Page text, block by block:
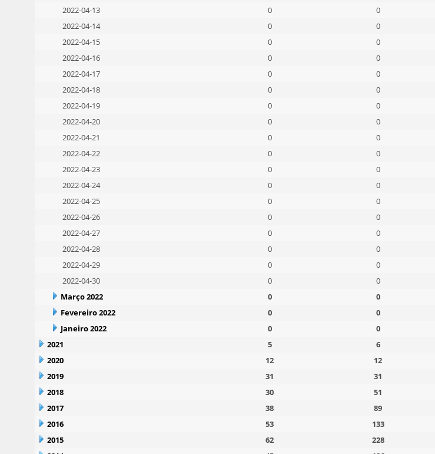
2022-04-13
0 0
2022-04-14
0 0
2022-04-15
0 0
2022-04-16
0 0
2022-04-17
0 0
2022-04-18
0 0
2022-04-19
0 0
2022-04-20
0 0
2022-04-21
0 0
2022-04-22
0 0
2022-04-23
0 0
2022-04-24
0 0
2022-04-25
0 0
2022-04-26
0 0
2022-04-27
0 0
2022-04-28
0 0
2022-04-29
0 0
2022-04-30
0 0
Março 2022
0 0
Fevereiro 2022
0 0
Janeiro 2022
0 0
2021
5 6
2020
12 12
2019
31 31
2018
30 51
2017
38 89
2016
53 133
2015
62 228